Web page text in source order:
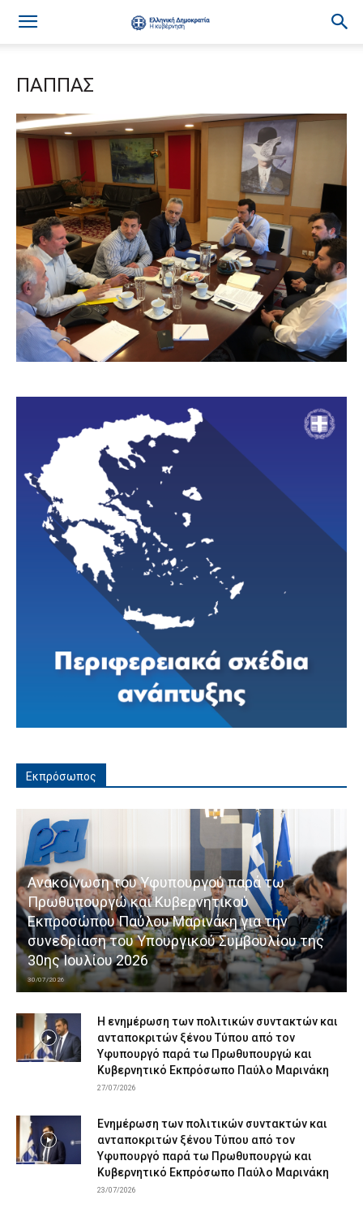
ΠΑΠΠΑΣ
Εκπρόσωπος
Ανακοίνωση του Υφυπουργού παρά τω
Πρωθυπουργώ και Κυβερνητικού
Εκπροσώπου Παύλου Μαρινάκη για την
συνεδρίαση του Υπουργικού Συμβουλίου της
30ης Ιουλίου 2026
30/07/2026
Η ενημέρωση των πολιτικών συντακτών και
ανταποκριτών ξένου Τύπου από τον
Υφυπουργό παρά τω Πρωθυπουργώ και
Κυβερνητικό Εκπρόσωπο Παύλο Μαρινάκη
27/07/2026
Ενημέρωση των πολιτικών συντακτών και
ανταποκριτών ξένου Τύπου από τον
Υφυπουργό παρά τω Πρωθυπουργώ και
Κυβερνητικό Εκπρόσωπο Παύλο Μαρινάκη
23/07/2026